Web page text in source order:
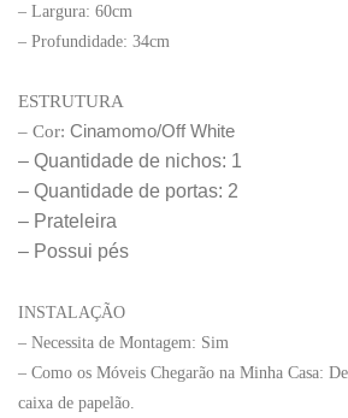
– Largura: 60cm
– Profundidade: 34cm
ESTRUTURA
– Cor: Cinamomo/Off White
– Quantidade de nichos: 1
– Quantidade de portas: 2
– Prateleira
– Possui pés
INSTALAÇÃO
– Necessita de Montagem: Sim
– Como os Móveis Chegarão na Minha Casa:
caixa de papelão.